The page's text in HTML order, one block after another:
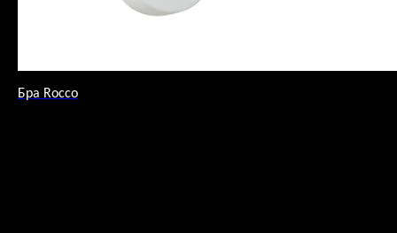
Бра Rocco